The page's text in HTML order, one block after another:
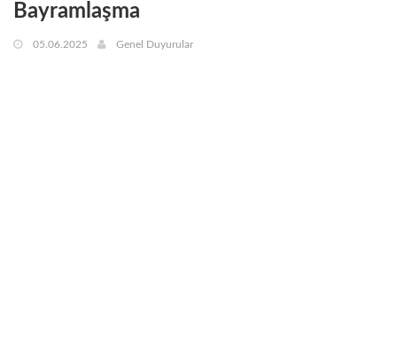
Bayramlaşma
05.06.2025 Genel Duyurular